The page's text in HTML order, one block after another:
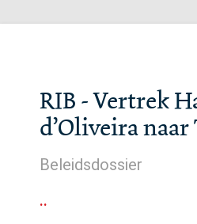
RIB - Vertrek
d’Oliveira
Beleidsdossier
..